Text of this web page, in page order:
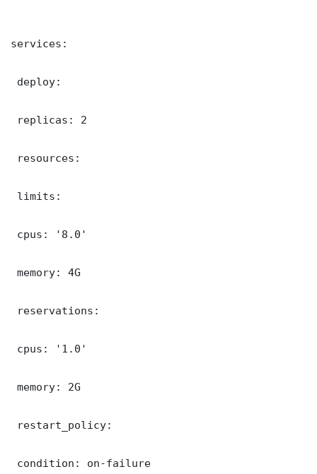
services:
deploy:
replicas: 2
resources:
limits:
cpus: '8.0'
memory: 4G
reservations:
cpus: '1.0'
memory: 2G
restart_policy:
condition: on-failure